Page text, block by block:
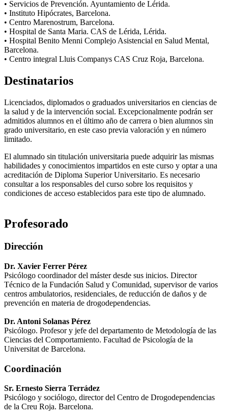
• Servicios de Prevención. Ayuntamiento de Lérida.
• Instituto Hipócrates, Barcelona.
• Centro Marenostrum, Barcelona.
• Hospital de Santa Maria. CAS de Lérida, Lérida.
• Hospital Benito Menni Complejo Asistencial en Salud Mental,
Barcelona.
• Centro integral Lluis Companys CAS Cruz Roja, Barcelona.
Destinatarios
Licenciados, diplomados o graduados universitarios en ciencias de
la salud y de la intervención social. Excepcionalmente podrán ser
admitidos alumnos en el último año de carrera o bien alumnos sin
grado universitario, en este caso previa valoración y en número
limitado.
El alumnado sin titulación universitaria puede adquirir las mismas
habilidades y conocimientos impartidos en este curso y optar a una
acreditación de Diploma Superior Universitario. Es necesario
consultar a los responsables del curso sobre los requisitos y
condiciones de acceso establecidos para este tipo de alumnado.
Profesorado
Dirección
Dr. Xavier Ferrer Pérez
Psicólogo coordinador del máster desde sus inicios. Director
Técnico de la Fundación Salud y Comunidad, supervisor de varios
centros ambulatorios, residenciales, de reducción de daños y de
prevención en materia de drogodependencias.
Dr. Antoni Solanas Pérez
Psicólogo. Profesor y jefe del departamento de Metodología de las
Ciencias del Comportamiento. Facultad de Psicología de la
Universitat de Barcelona.
Coordinación
Sr. Ernesto Sierra Terrádez
Psicólogo y sociólogo, director del Centro de Drogodependencias
de la Creu Roja. Barcelona.